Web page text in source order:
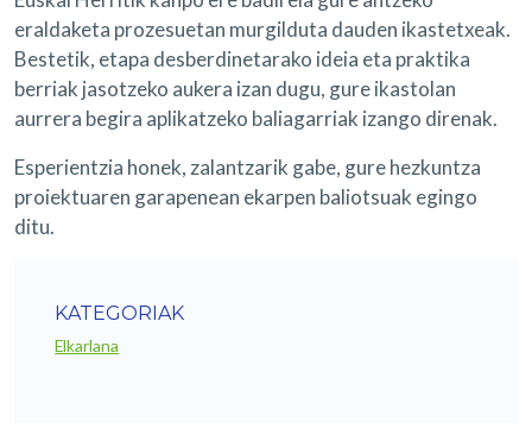
eraldaketa prozesuetan murgilduta dauden ikastetxeak.
Bestetik, etapa desberdinetarako ideia eta praktika
berriak jasotzeko aukera izan dugu, gure ikastolan
aurrera begira aplikatzeko baliagarriak izango direnak.
Esperientzia honek, zalantzarik gabe, gure hezkuntza
proiektuaren garapenean ekarpen baliotsuak egingo
ditu.
KATEGORIAK
Elkarlana